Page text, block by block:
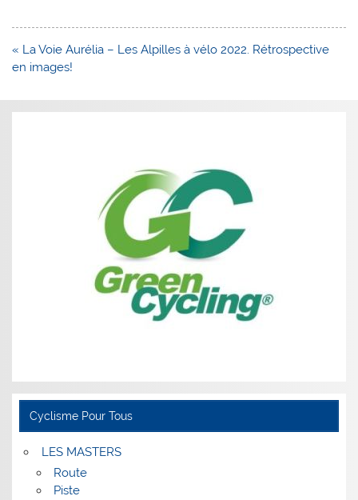
Navigation
de
« La Voie Aurélia – Les Alpilles à vélo 2022. Rétrospective
en images!
Cyclisme Pour Tous
LES MASTERS
Route
Piste